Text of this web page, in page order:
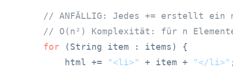
// ANFÄLLIG: Jedes += erstellt ein
// O(n²) Komplexität: für n
for (String item : items) {
            html +=
"<li>" + item + "</li>"